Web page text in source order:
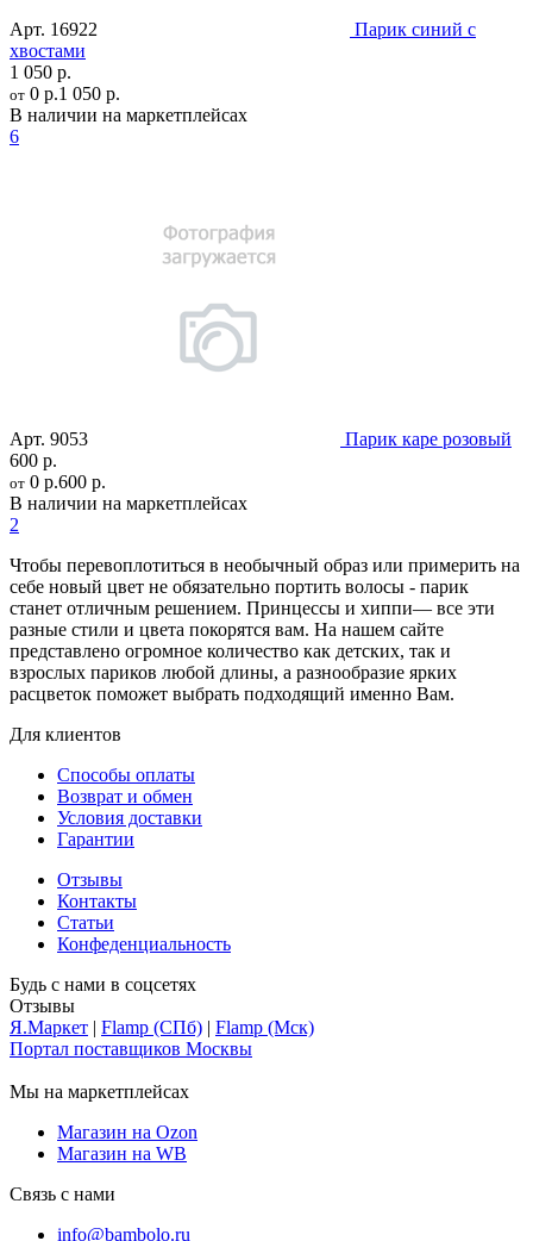
Арт. 16922
Парик синий с
хвостами
1 050 р.
от 0 р.1 050 р.
В наличии на маркетплейсах
6
Арт. 9053
Парик каре розовый
600 р.
от 0 р.600 р.
В наличии на маркетплейсах
2
Чтобы перевоплотиться в необычный образ или примерить на
себе новый цвет не обязательно портить волосы - парик
станет отличным решением. Принцессы и хиппи— все эти
разные стили и цвета покорятся вам. На нашем сайте
представлено огромное количество как детских, так и
взрослых париков любой длины, а разнообразие ярких
расцветок поможет выбрать подходящий именно Вам.
Для клиентов
Способы оплаты
Возврат и обмен
Условия доставки
Гарантии
Отзывы
Контакты
Статьи
Конфеденциальность
Будь с нами в соцсетях
Отзывы
Я.Маркет | Flamp (СПб) | Flamp (Мск)
Портал поставщиков Москвы
Мы на маркетплейсах
Магазин на Ozon
Магазин на WB
Связь с нами
info@bambolo.ru